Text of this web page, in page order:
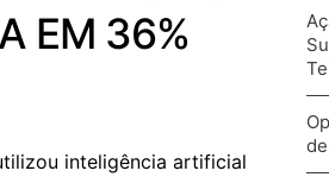
EM 36%
inteligência artificial